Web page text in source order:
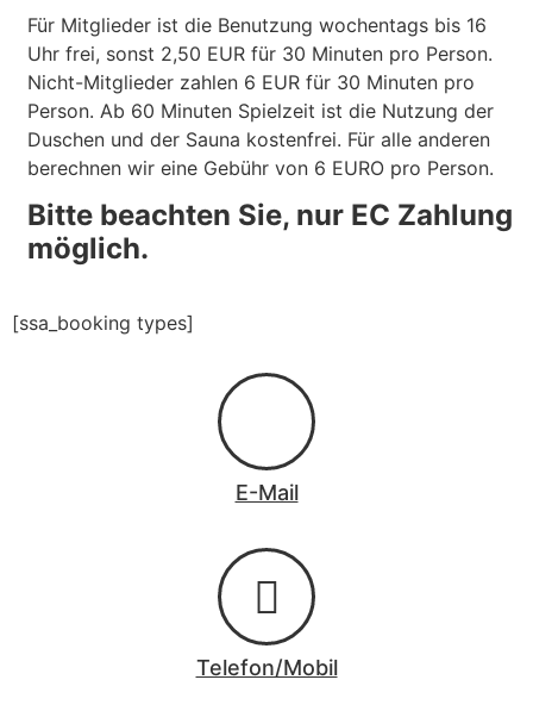
Für Mitglieder ist die Benutzung wochentags bis 16
Uhr frei, sonst 2,50 EUR für 30 Minuten pro Person.
Nicht-Mitglieder zahlen 6 EUR für 30 Minuten pro
Person. Ab 60 Minuten Spielzeit ist die Nutzung der
Duschen und der Sauna kostenfrei. Für alle anderen
berechnen wir eine Gebühr von 6 EURO pro Person.
Bitte beachten Sie, nur EC Zahlung
möglich.
[ssa_booking types]
E-Mail
Telefon/Mobil